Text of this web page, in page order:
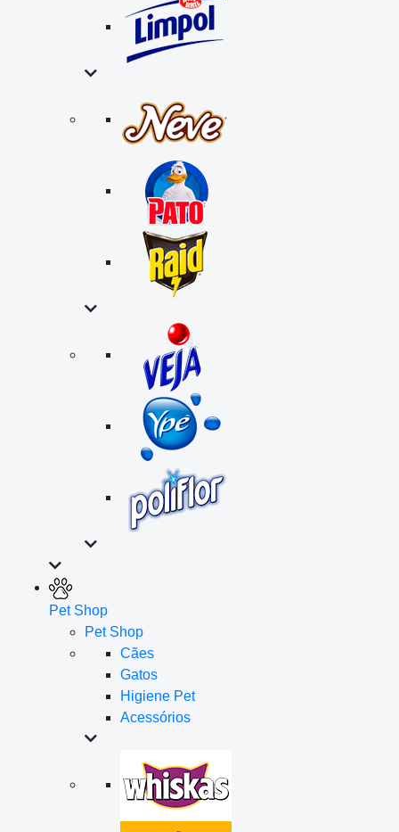
Pet Shop
Pet Shop
Cães
Gatos
Higiene Pet
Acessórios